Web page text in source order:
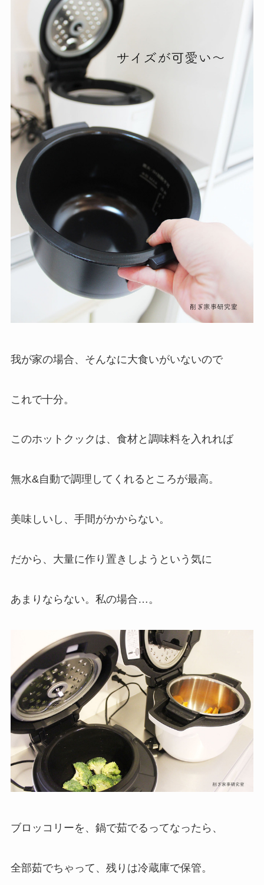
我が家の場合、そんなに大食いがいないので
これで十分。
このホットクックは、食材と調味料を入れれば
無水&自動で調理してくれるところが最高。
美味しいし、手間がかからない。
だから、大量に作り置きしようという気に
あまりならない。私の場合…。
ブロッコリーを、鍋で茹でるってなったら、
全部茹でちゃって、残りは冷蔵庫で保管。